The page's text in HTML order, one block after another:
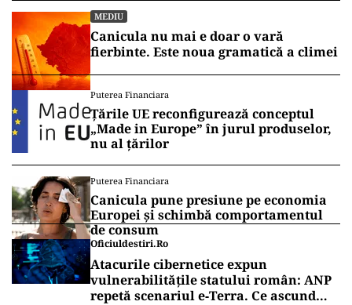
MEDIU
Canicula nu mai e doar o vară
fierbinte. Este noua gramatică a climei
Puterea Financiara
Țările UE reconfigurează conceptul
„Made in Europe” în jurul produselor,
nu al țărilor
Puterea Financiara
Canicula pune presiune pe economia
Europei și schimbă comportamentul
de consum
Oficiuldestiri.ro
Atacurile cibernetice expun
vulnerabilitățile statului român: ANP
repetă scenariul e‑Terra. Ce ascund